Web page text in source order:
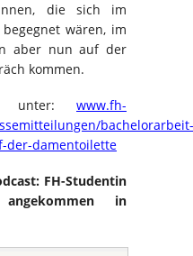
die sich im
wären, im
aber nun auf der
kommen.
unter: www.fh-
bachelorarbeit-
der-damentoilette
FH-Studentin
in